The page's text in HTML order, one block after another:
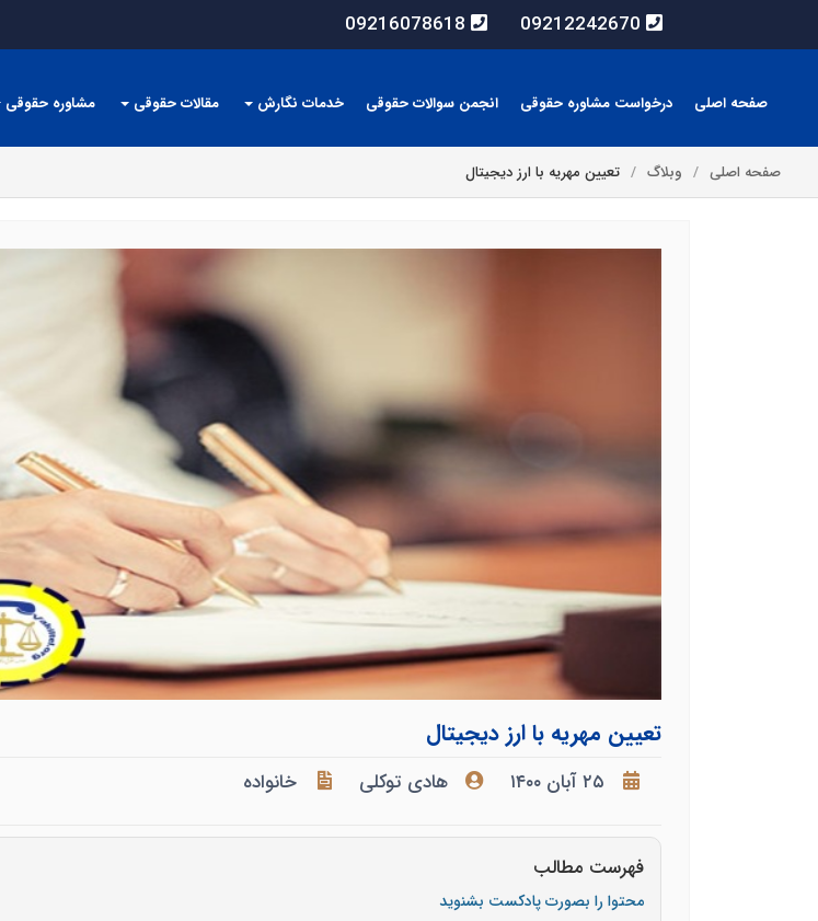
09212242670
09216078618
صفحه اصلی درخواست مشاوره حقوقی انجمن سوالات حقوقی خدمات نگارش مقالات حقوقی مشاوره حقوقی
صفحه اصلی وبلاگ تعیین مهریه با ارز دیجیتال
تعیین مهریه با ارز دیجیتال
۲۵ آبان ۱۴۰۰ هادی توکلی خانواده
فهرست مطالب
محتوا را بصورت پادکست بشنوید